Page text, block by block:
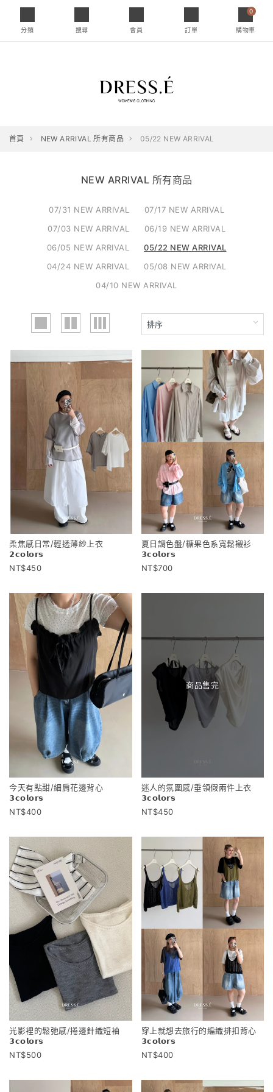
分類 搜尋 會員 訂單
0
購物車
首頁 NEW ARRIVAL 所有商品 05/22 NEW ARRIVAL
NEW ARRIVAL 所有商品
07/31 NEW ARRIVAL
07/17 NEW ARRIVAL
07/03 NEW ARRIVAL
06/19 NEW ARRIVAL
06/05 NEW ARRIVAL
05/22 NEW ARRIVAL
04/24 NEW ARRIVAL
05/08 NEW ARRIVAL
04/10 NEW ARRIVAL
柔焦感日常/輕透薄紗上衣
𝟮𝗰𝗼𝗹𝗼𝗿𝘀
450
夏日調色盤/糖果色系寬鬆襯衫
𝟯𝗰𝗼𝗹𝗼𝗿𝘀
700
今天有點甜/細肩花邊背心
𝟯𝗰𝗼𝗹𝗼𝗿𝘀
400
商品售完
迷人的氛圍感/垂領假兩件上衣
𝟯𝗰𝗼𝗹𝗼𝗿𝘀
450
光影裡的鬆弛感/捲邊針織短袖
𝟯𝗰𝗼𝗹𝗼𝗿𝘀
500
穿上就想去旅行的編織排扣背心
𝟯𝗰𝗼𝗹𝗼𝗿𝘀
400